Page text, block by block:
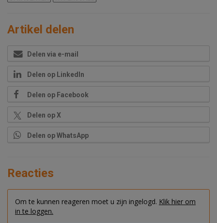
Artikel delen
Delen via e-mail
Delen op LinkedIn
Delen op Facebook
Delen op X
Delen op WhatsApp
Reacties
Om te kunnen reageren moet u zijn ingelogd. Klik hier om
in te loggen.